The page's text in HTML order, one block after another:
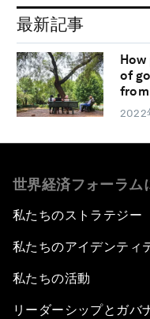
最新記事
of
2022
世界経済フォーラム
私たちのストラテジー
私たちのアイデンティ
私たちの活動
リーダーシップとガバ